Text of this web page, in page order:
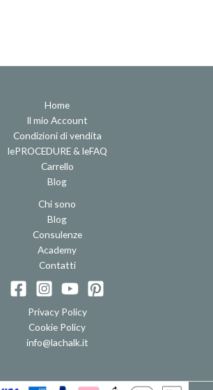
Home
Il mio Account
Condizioni di vendita
lePROCEDURE & leFAQ
Carrello
Blog
Chi sono
Blog
Consulenze
Academy
Contatti
Privacy Policy
Cookie Policy
info@lachalk.it